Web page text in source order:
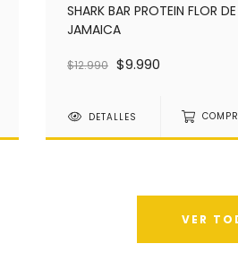
SHARK BAR PROTEIN FLOR DE
JAMAICA
$12.990 $9.990
DETALLES
VER